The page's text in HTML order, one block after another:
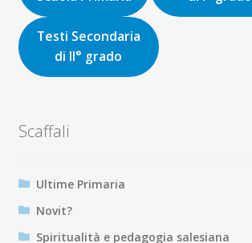
Testi Secondaria
di II° grado
Scaffali
Ultime Primaria
Novit?
Spiritualità e pedagogia salesiana